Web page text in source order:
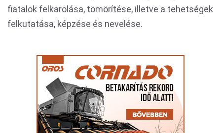
fiatalok felkarolása, tömörítése, illetve a tehetségek
felkutatása, képzése és nevelése.